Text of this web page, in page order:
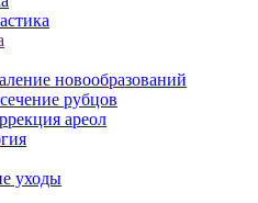
новообразований
рубцов
ареол
уходы